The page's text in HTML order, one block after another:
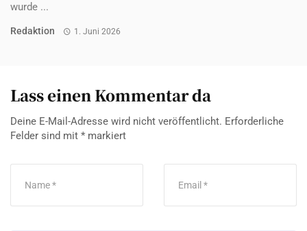
wurde ...
Redaktion 1. Juni 2026
Lass einen Kommentar da
Deine E-Mail-Adresse wird nicht veröffentlicht. Erforderliche
Felder sind mit * markiert